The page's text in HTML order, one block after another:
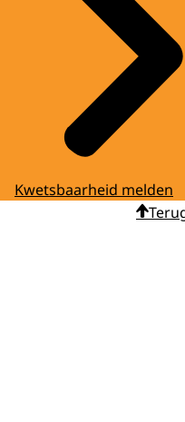
Kwetsbaarheid melden